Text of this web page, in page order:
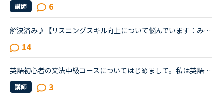
講師 6
解決済み♪【リスニングスキル向上について悩んでいます：みなさんどのように学習していますか。】●私の英語力私は、「聞こえない」ことが課題だと考えているTOEIC600コースを中心に受講中のもうすぐ40歳です。・T...
14
英語初心者の文法中級コースについてはじめまして。私は英語初心者で高校生時代に授業で勉強したくらいのスキルです。少しでも英語スキルを高めたいと思いNCのカウンセラーの方に勉強法を相談したところ文法の初...
講師 3